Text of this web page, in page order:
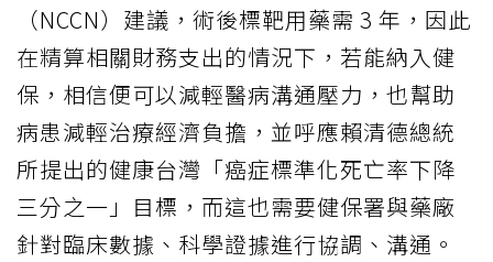
（NCCN）建議，術後標靶用藥需 3 年，因此
在精算相關財務支出的情況下，若能納入健
保，相信便可以減輕醫病溝通壓力，也幫助
病患減輕治療經濟負擔，並呼應賴清德總統
所提出的健康台灣「癌症標準化死亡率下降
三分之一」目標，而這也需要健保署與藥廠
針對臨床數據、科學證據進行協調、溝通。